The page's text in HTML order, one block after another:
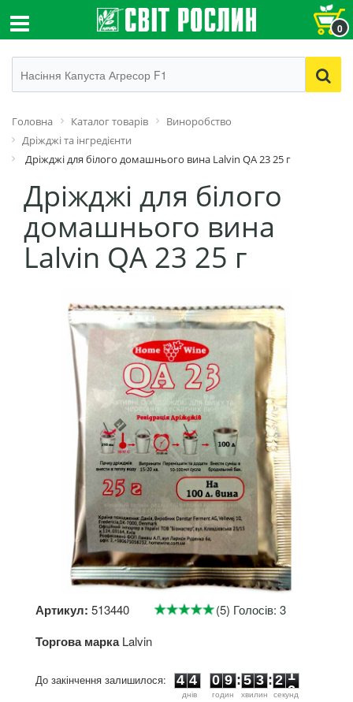
0
Головна Каталог товарів
Виноробство
Дріжджі та інгредієнти
Дріжджі для білого домашнього вина Lalvin QA 23 25 г
Дріжджі для білого
домашнього вина
Lalvin QA 23 25 г
Артикул: 513440 (5) Голосів: 3
Торгова марка Lalvin
До закінчення залишилося:
4 4
днiв
0 9
годин
: 5 3
хвилин
: 2 1
секунд